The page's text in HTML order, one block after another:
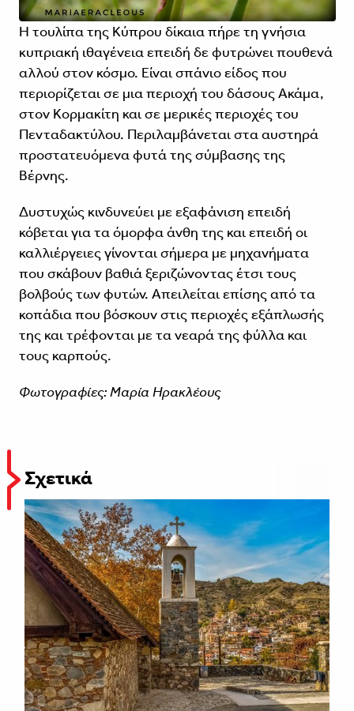
Η τουλίπα της Κύπρου δίκαια πήρε τη γνήσια
κυπριακή ιθαγένεια επειδή δε φυτρώνει πουθενά
αλλού στον κόσμο. Είναι σπάνιο είδος που
περιορίζεται σε μια περιοχή του δάσους Ακάμα,
στον Κορμακίτη και σε μερικές περιοχές του
Πενταδακτύλου. Περιλαμβάνεται στα αυστηρά
προστατευόμενα φυτά της σύμβασης της
Βέρνης.
Δυστυχώς κινδυνεύει με εξαφάνιση επειδή
κόβεται για τα όμορφα άνθη της και επειδή οι
καλλιέργειες γίνονται σήμερα με μηχανήματα
που σκάβουν βαθιά ξεριζώνοντας έτσι τους
βολβούς των φυτών. Απειλείται επίσης από τα
κοπάδια που βόσκουν στις περιοχές εξάπλωσής
της και τρέφονται με τα νεαρά της φύλλα και
τους καρπούς.
Φωτογραφίες: Μαρία Ηρακλέους
Σχετικά